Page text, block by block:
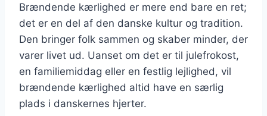
Brændende kærlighed er mere end bare en ret;
det er en del af den danske kultur og tradition.
Den bringer folk sammen og skaber minder, der
varer livet ud. Uanset om det er til julefrokost,
en familiemiddag eller en festlig lejlighed, vil
brændende kærlighed altid have en særlig
plads i danskernes hjerter.